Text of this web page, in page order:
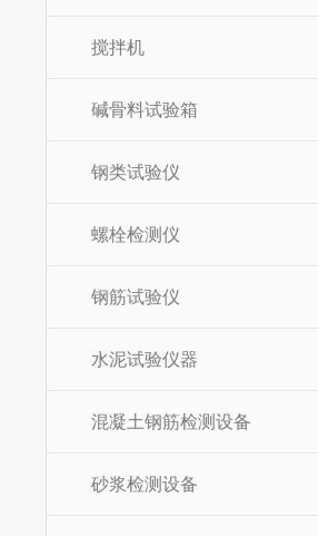
搅拌机
碱骨料试验箱
钢类试验仪
螺栓检测仪
钢筋试验仪
水泥试验仪器
混凝土钢筋检测设备
砂浆检测设备